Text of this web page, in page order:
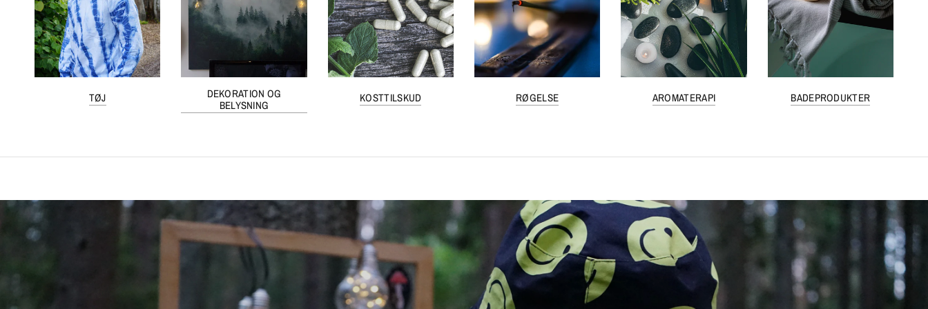
TØJ
DEKORATION OG
BELYSNING
KOSTTILSKUD RØGELSE AROMATERAPI BADEPRODUKTER